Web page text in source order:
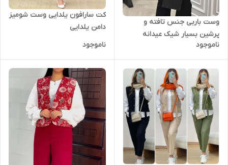
وست باربی جنس تافته و
پرشین بسیار شیک عیدانه
ناموجود
کت سارافون یلدایی وست شومیز
دامن یلدایی
ناموجود